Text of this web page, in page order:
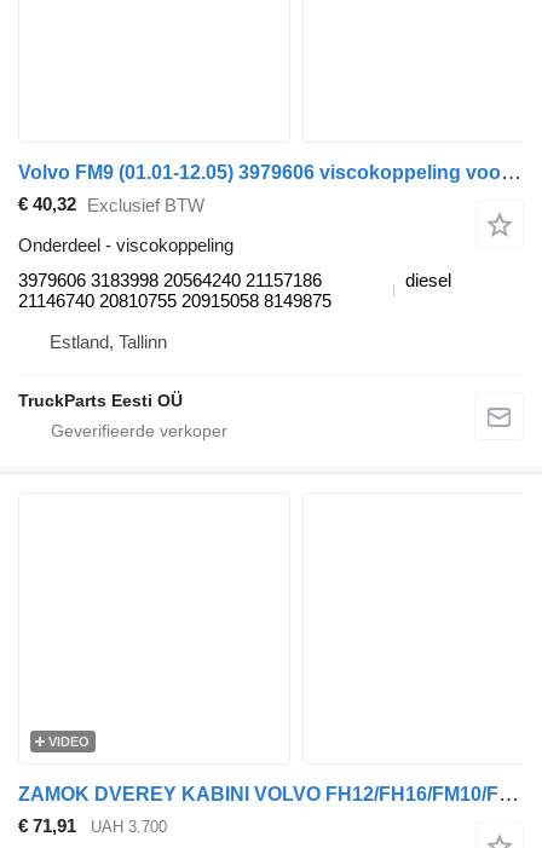
Volvo FM9 (01.01-12.05) 3979606 viscokoppeling voor Volvo FM7-FM12, FM, FMX (1998-2014) trekker
€ 40,32 Exclusief BTW
Onderdeel - viscokoppeling
3979606 3183998 20564240 21157186
21146740 20810755 20915058 8149875
diesel
Estland, Tallinn
TruckParts Eesti OÜ
VIDEO
ZAMOK DVEREY KABINI VOLVO FH12/FH16/FM10/FM12/FM7/FM9/FMX, MAN T deurslot voor Volvo FM9, FM 10, TGS, FH16, TGX, FH 12, FH 16, FM 12, TGA, TGL, FM-7, FM7 trekker
€ 71,91 UAH 3.700